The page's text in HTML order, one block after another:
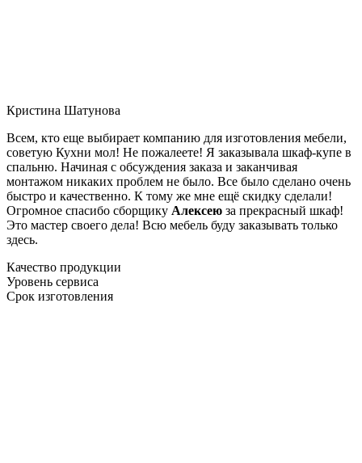
Кристина Шатунова
Всем, кто еще выбирает компанию для изготовления мебели,
советую Кухни мол! Не пожалеете! Я заказывала шкаф-купе в
спальню. Начиная с обсуждения заказа и заканчивая
монтажом никаких проблем не было. Все было сделано очень
быстро и качественно. К тому же мне ещё скидку сделали!
Огромное спасибо сборщику Алексею за прекрасный шкаф!
Это мастер своего дела! Всю мебель буду заказывать только
здесь.
Качество продукции
Уровень сервиса
Срок изготовления